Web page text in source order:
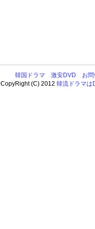
韓国ドラマ 激安DVD
お
CopyRight (C) 2012韓流ドラマは